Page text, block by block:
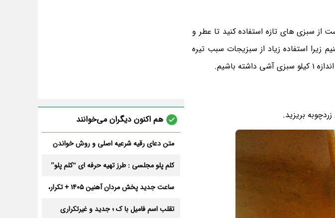
از سبزی های تازه استفاده کنید تا عطر و
زیرا استفاده زیاد از سبزیجات سبب تیره
بریزید. هم اکنون دیگران می‌خوانند
متن دعای رقیه شرعیه اصلی و روش خواندن
کلم پلو مجلسی : طرز تهیه حرفه ای “کلم پلو”
ساعت جدید پخش مردان آهنین 1405 + تکرار،
تقلب اسم فامیل با ک ؛ جدید و غیرتکراری